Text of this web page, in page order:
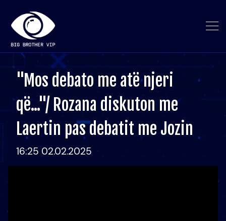
"Mos debato me atë njeri
që..."/ Rozana diskuton me
Laertin pas debatit me Jozin
16:25 02.02.2025